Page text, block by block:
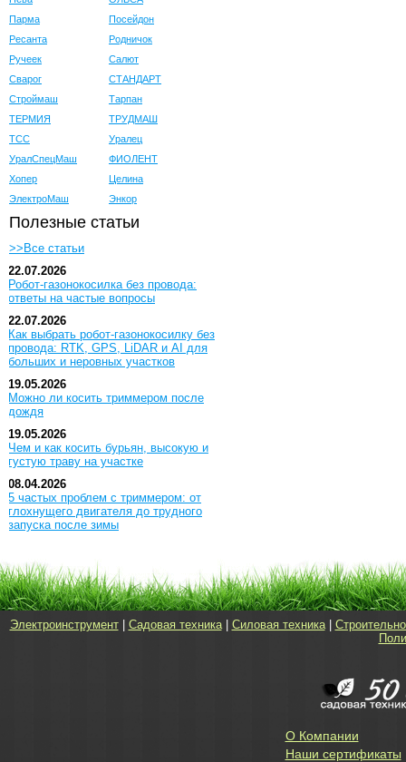
Парма
Посейдон
Ресанта
Родничок
Ручеек
Салют
Сварог
СТАНДАРТ
Строймаш
Тарпан
ТЕРМИЯ
ТРУДМАШ
ТСС
Уралец
УралСпецМаш
ФИОЛЕНТ
Хопер
Целина
ЭлектроМаш
Энкор
Полезные статьи
>>Все статьи
22.07.2026
Робот-газонокосилка без провода:
ответы на частые вопросы
22.07.2026
Как выбрать робот-газонокосилку без
провода: RTK, GPS, LiDAR и AI для
больших и неровных участков
19.05.2026
Можно ли косить триммером после
дождя
19.05.2026
Чем и как косить бурьян, высокую и
густую траву на участке
08.04.2026
5 частых проблем с триммером: от
глохнущего двигателя до трудного
запуска после зимы
Электроинструмент| Садовая техника| Силовая техника|
О Компании
Наши сертификаты